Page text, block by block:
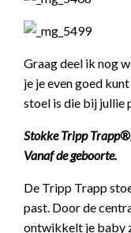
Graag deel ik nog
je je even goed
stoel is die bij jullie
Stokke Tripp
Vanaf de geboorte.
De Tripp Trapp
past. Door de
ontwikkelt je baby